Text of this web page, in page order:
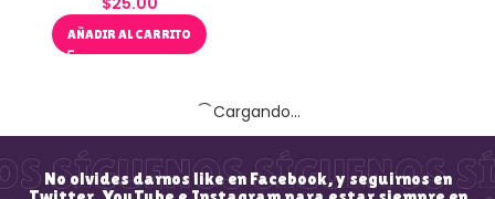
AÑADIR AL CARRITO